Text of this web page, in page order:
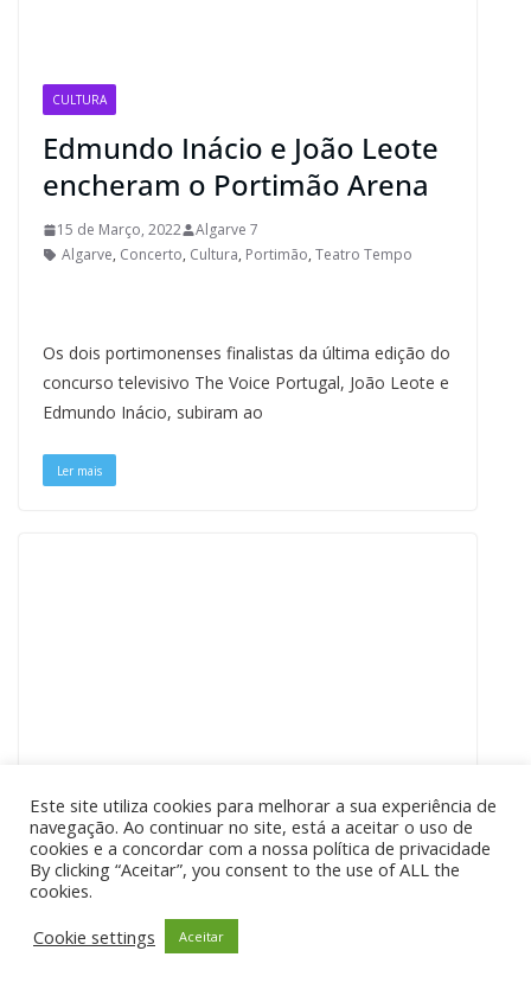
CULTURA
Edmundo Inácio e João Leote
encheram o Portimão Arena
15 de Março, 2022
Algarve 7
Algarve, Concerto, Cultura, Portimão, Teatro Tempo
Os dois portimonenses finalistas da última edição do
concurso televisivo The Voice Portugal, João Leote e
Edmundo Inácio, subiram ao
Ler mais
CULTURA
Café Concerto do TEMPO
recebe apresentação do livro
de Maria da Graça Ventura
Este site utiliza cookies para melhorar a sua experiência de
navegação. Ao continuar no site, está a aceitar o uso de
cookies e a concordar com a nossa política de privacidade
By clicking “Aceitar”, you consent to the use of ALL the
cookies.
Cookie settings
Aceitar